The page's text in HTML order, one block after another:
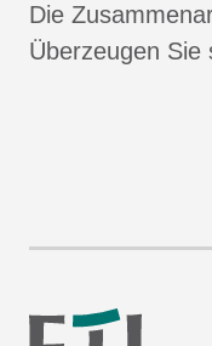
Die
Überzeugen Sie